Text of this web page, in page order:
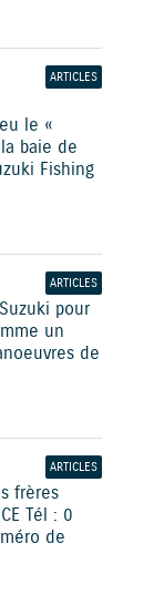
ARTICLES
le «
baie de
Fishing
ARTICLES
pour
un
de
ARTICLES
frères
Tél : 0
de